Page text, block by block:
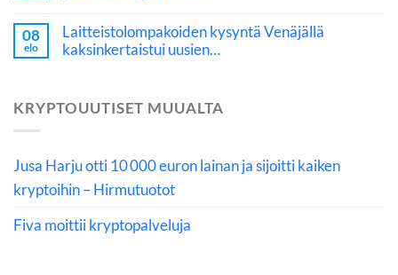
08
elo
Laitteistolompakoiden kysyntä Venäjällä
kaksinkertaistui uusien…
KRYPTOUUTISET MUUALTA
Jusa Harju otti 10 000 euron lainan ja sijoitti kaiken
kryptoihin – Hirmutuotot
Fiva moittii kryptopalveluja